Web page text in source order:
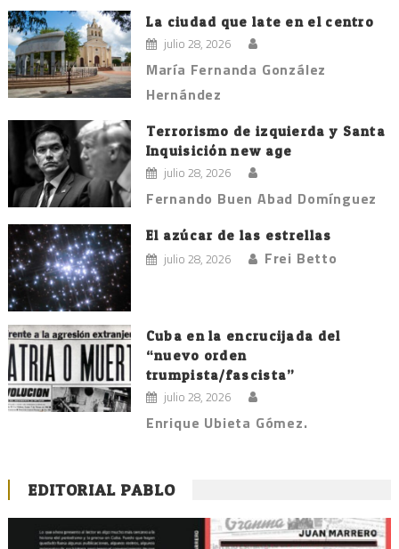
La ciudad que late en el centro
julio 28, 2026
María Fernanda González
Hernández
Terrorismo de izquierda y Santa
Inquisición new age
julio 28, 2026
Fernando Buen Abad Domínguez
El azúcar de las estrellas
julio 28, 2026 Frei Betto
Cuba en la encrucijada del
“nuevo orden
trumpista/fascista”
julio 28, 2026
Enrique Ubieta Gómez.
EDITORIAL PABLO